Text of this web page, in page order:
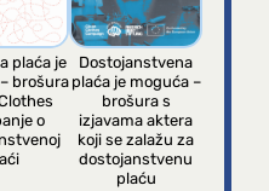
plaća je
brošura
o
Dostojanstvena
plaća je moguća –
brošura s
izjavama aktera
koji se zalažu za
dostojanstvenu
plaću